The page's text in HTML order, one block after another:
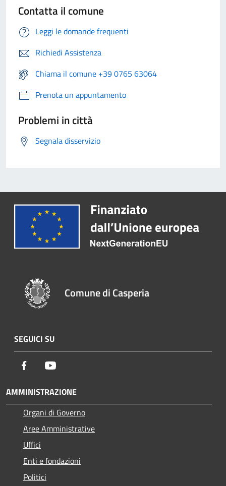
Contatta il comune
Leggi le domande frequenti
Richiedi Assistenza
Chiama il comune +39 0765 63064
Prenota un appuntamento
Problemi in città
Segnala disservizio
Comune di Casperia
SEGUICI SU
Facebook
AMMINISTRAZIONE
Organi di Governo
Aree Amministrative
Uffici
Enti e fondazioni
Politici